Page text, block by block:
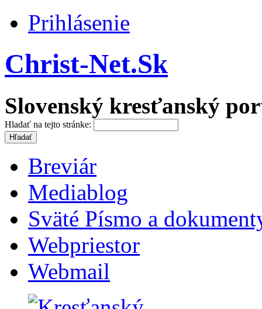
Prihlásenie
Christ-Net.Sk
Slovenský kresťanský
Hladať na tejto stránke:
Breviár
Mediablog
Sväté Písmo a
Webpriestor
Webmail